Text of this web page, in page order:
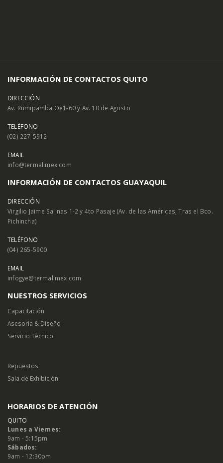
INFORMACIÓN DE CONTACTOS QUITO
DIRECCIÓN
Av. Rumipamba Oe1-60 y Av. 10 de Agosto
TELÉFONO
(02) 227-5912
EMAIL
info@termalimex.com
INFORMACIÓN DE CONTACTOS GUAYAQUIL
DIRECCIÓN
Virgilio Jaime Salinas 1-2 y 4to Pasaje (Av. de las Américas, Tras el Bco.
Pichincha)
TELÉFONO
(04) 265-5900
EMAIL
infogye@termalimex.com
NUESTROS SERVICIOS
Capacitación
Asesoría & Diseño
Servicio Técnico
Repuestos
Sala de Exhibición
HORARIOS DE ATENCIÓN
QUITO
Lunes a Viernes:
9am - 5:15pm
Sábados:
9am - 12:30pm